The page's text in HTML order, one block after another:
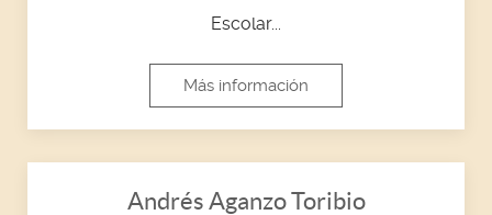
Escolar...
Más información
Andrés Aganzo Toribio